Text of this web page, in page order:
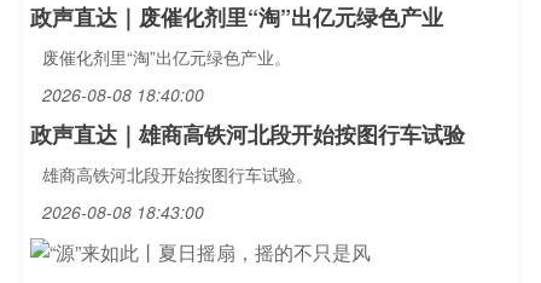
政声直达｜废催化剂里“淘”出亿元绿色产业
废催化剂里“淘”出亿元绿色产业。
2026-08-08 18:40:00
政声直达｜雄商高铁河北段开始按图行车试验
雄商高铁河北段开始按图行车试验。
2026-08-08 18:43:00